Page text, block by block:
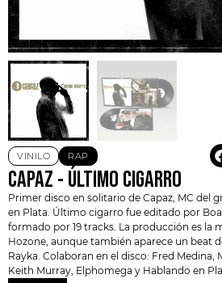
VINILO RAP
CAPAZ ‎- ÚLTIMO CIGARRO
Primer disco en solitario de Capaz, MC del
en Plata. Último cigarro fue editado por Boa
formado por 19 tracks. La producción es la
Hozone, aunque también aparece un beat
Rayka. Colaboran en el disco: Fred Medina,
Keith Murray, Elphomega y Hablando en